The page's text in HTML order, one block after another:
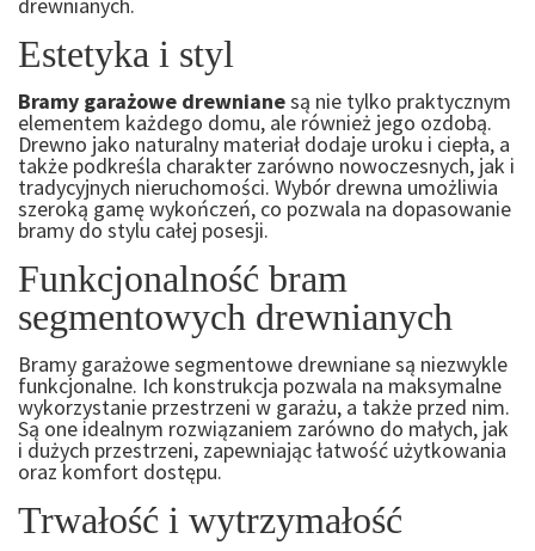
Estetyka i styl
Bramy garażowe drewnianesą nie tylko praktycznym
elementem każdego domu, ale również jego ozdobą.
Drewno jako naturalny materiał dodaje uroku i ciepła, a
także podkreśla charakter zarówno nowoczesnych, jak i
tradycyjnych nieruchomości. Wybór drewna umożliwia
szeroką gamę wykończeń, co pozwala na dopasowanie
bramy do stylu całej posesji.
Funkcjonalność bram
segmentowych drewnianych
Bramy garażowe segmentowe drewniane są niezwykle
funkcjonalne. Ich konstrukcja pozwala na maksymalne
wykorzystanie przestrzeni w garażu, a także przed nim.
Są one idealnym rozwiązaniem zarówno do małych, jak
i dużych przestrzeni, zapewniając łatwość użytkowania
oraz komfort dostępu.
Trwałość i wytrzymałość